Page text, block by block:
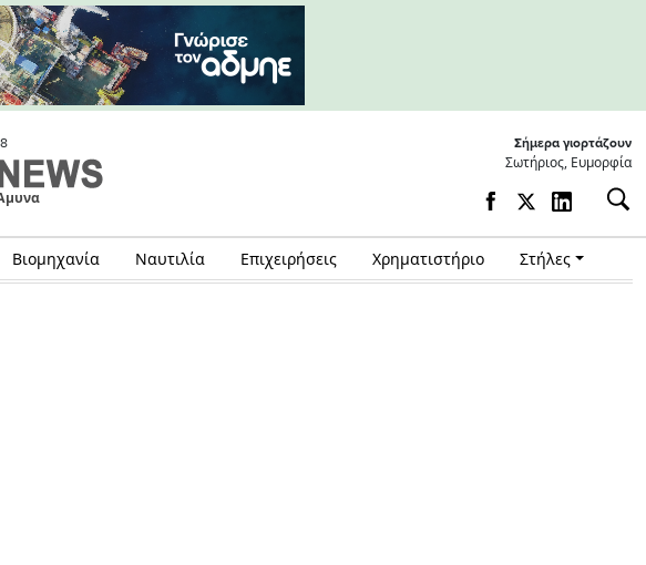
Σήμερα γιορτάζουν
Σωτήριος, Ευμορφία
Βιομηχανία Ναυτιλία Επιχειρήσεις Χρηματιστήριο Στήλες